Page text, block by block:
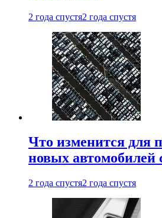
2 года спустя2 года спустя
Что изменится для
новых автомобилей
2 года спустя2 года спустя